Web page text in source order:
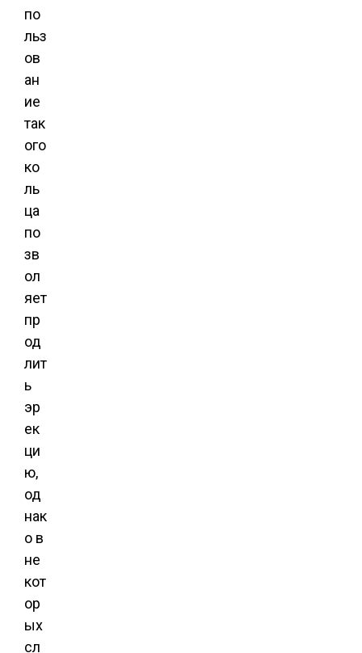
по
льз
ов
ан
ие
так
ого
ко
ль
ца
по
зв
ол
яет
пр
од
лит
ь
эр
ек
ци
ю,
од
нак
о в
не
кот
ор
ых
сл